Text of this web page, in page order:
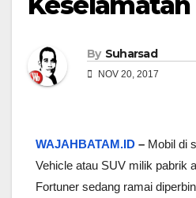
By Suharsad
NOV 20, 2017
WAJAHBATAM.ID – Mobil di
Vehicle atau SUV milik pabrik
Fortuner sedang ramai